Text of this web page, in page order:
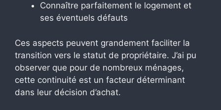
Connaître parfaitement le logement et
ses éventuels défauts
Ces aspects peuvent grandement faciliter la
transition vers le statut de propriétaire. J’ai pu
observer que pour de nombreux ménages,
cette continuité est un facteur déterminant
dans leur décision d’achat.